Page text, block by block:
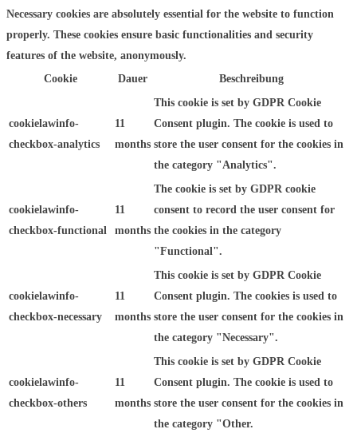
Necessary cookies are absolutely essential for the website to function
properly. These cookies ensure basic functionalities and security
features of the website, anonymously.
Cookie
Dauer Beschreibung
cookielawinfo-
checkbox-analytics
11
months
This cookie is set by GDPR Cookie
Consent plugin. The cookie is used to
store the user consent for the cookies in
the category "Analytics".
cookielawinfo-
checkbox-functional
11
months
The cookie is set by GDPR cookie
consent to record the user consent for
the cookies in the category
"Functional".
cookielawinfo-
checkbox-necessary
11
months
This cookie is set by GDPR Cookie
Consent plugin. The cookies is used to
store the user consent for the cookies in
the category "Necessary".
cookielawinfo-
checkbox-others
11
months
This cookie is set by GDPR Cookie
Consent plugin. The cookie is used to
store the user consent for the cookies in
the category "Other.